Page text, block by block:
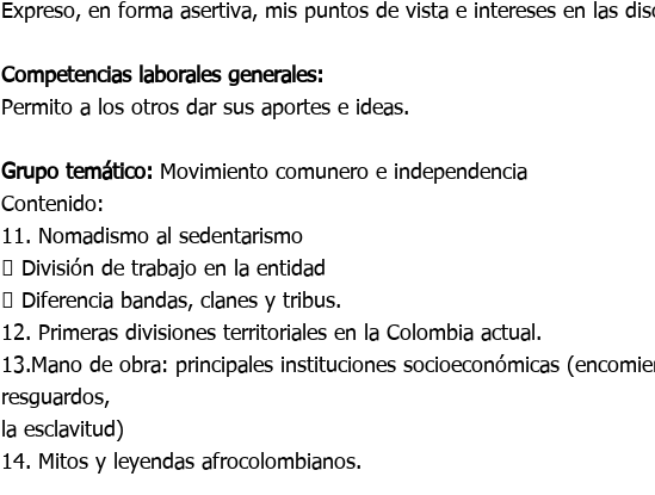
Expreso, en forma asertiva, mis puntos de vista e intereses en las
Competencias laborales generales:
Permito a los otros dar sus aportes e ideas.
Grupo temático: Movimiento comunero e independencia
Contenido:
11. Nomadismo al sedentarismo
 División de trabajo en la entidad
 Diferencia bandas, clanes y tribus.
12. Primeras divisiones territoriales en la Colombia actual.
13.Mano de obra: principales instituciones socioeconómicas
resguardos,
la esclavitud)
14. Mitos y leyendas afrocolombianos.